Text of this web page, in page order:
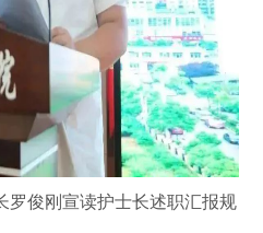
俊刚宣读护士长述职汇报规